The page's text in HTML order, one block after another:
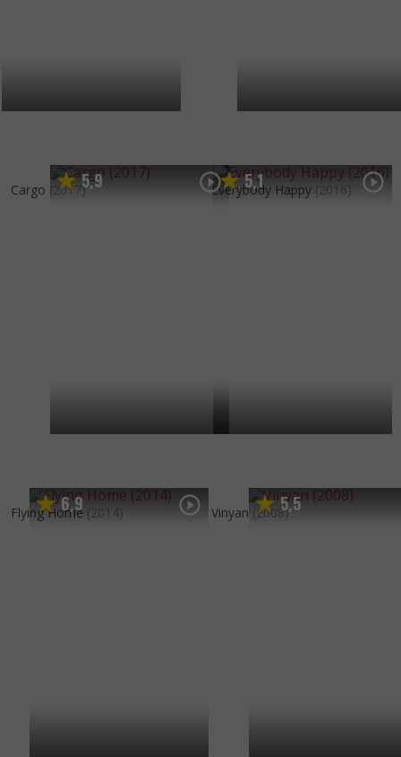
5,9
Cargo (2017) 5,1
Everybody Happy (2016)
6,9
Flying Home (2014) 5,5
Vinyan (2008)